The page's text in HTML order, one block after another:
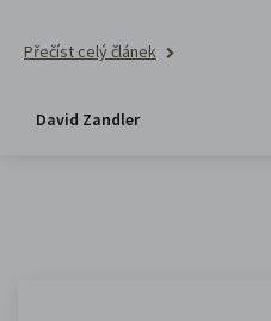
Přečíst celý článek
David Zandler